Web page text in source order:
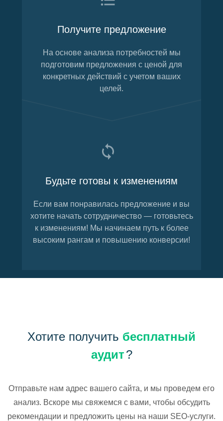
Получите предложение
На основе анализа потребностей мы
подготовим предложения с ценой для
конкретных действий с учетом ваших
целей.
Будьте готовы к изменениям
Если вам понравилась предложение и вы
хотите начать сотрудничество — готовьтесь
к изменениям! Мы начинаем путь к более
высоким рангам и повышению конверсии!
Хотите получить бесплатный
аудит?
Отправьте нам адрес вашего сайта, и мы проведем его
анализ. Вскоре мы свяжемся с вами, чтобы обсудить
рекомендации и предложить цены на наши SEO-услуги.